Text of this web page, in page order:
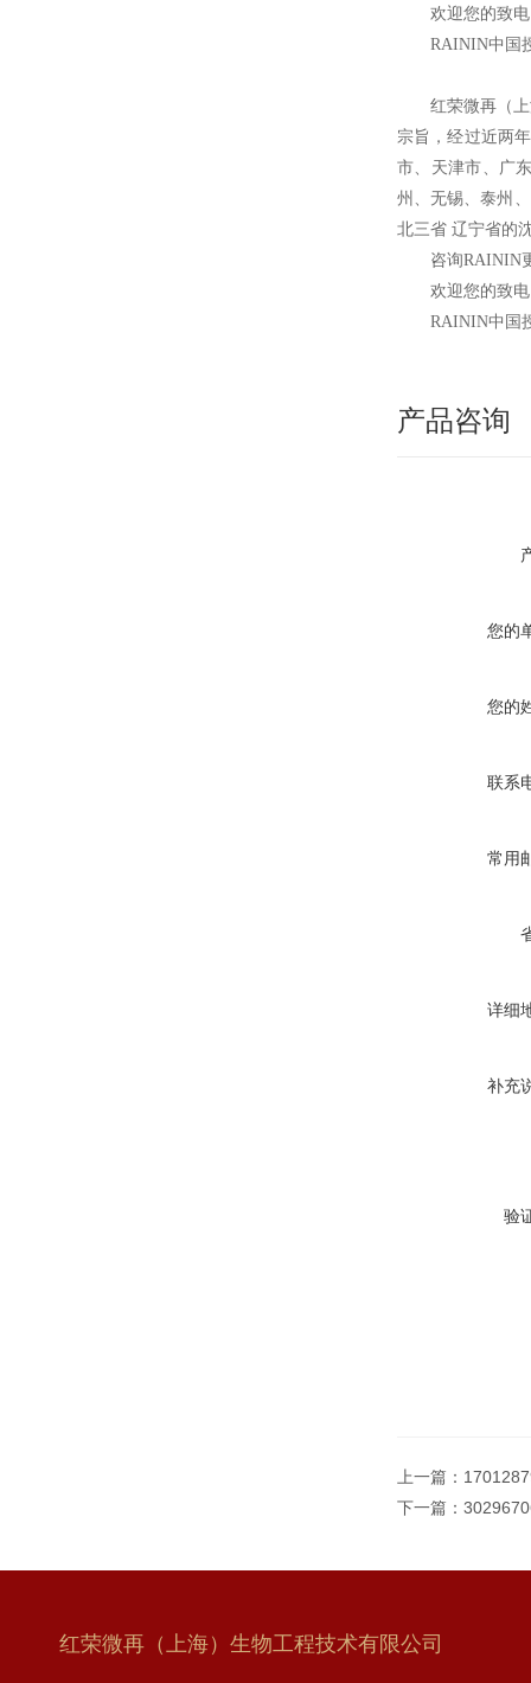
欢迎您的
RAININ中国
红荣微再（
宗旨，经过近两
市、天津市、广
州、无锡、泰州
北三省 辽宁省的
咨询RAININ
欢迎您的
RAININ中国
产品咨询
您的
您的
联系
常用
详细
补充
验
上一篇：
下一篇：
红荣微再（上海）生物工程技术有限公司